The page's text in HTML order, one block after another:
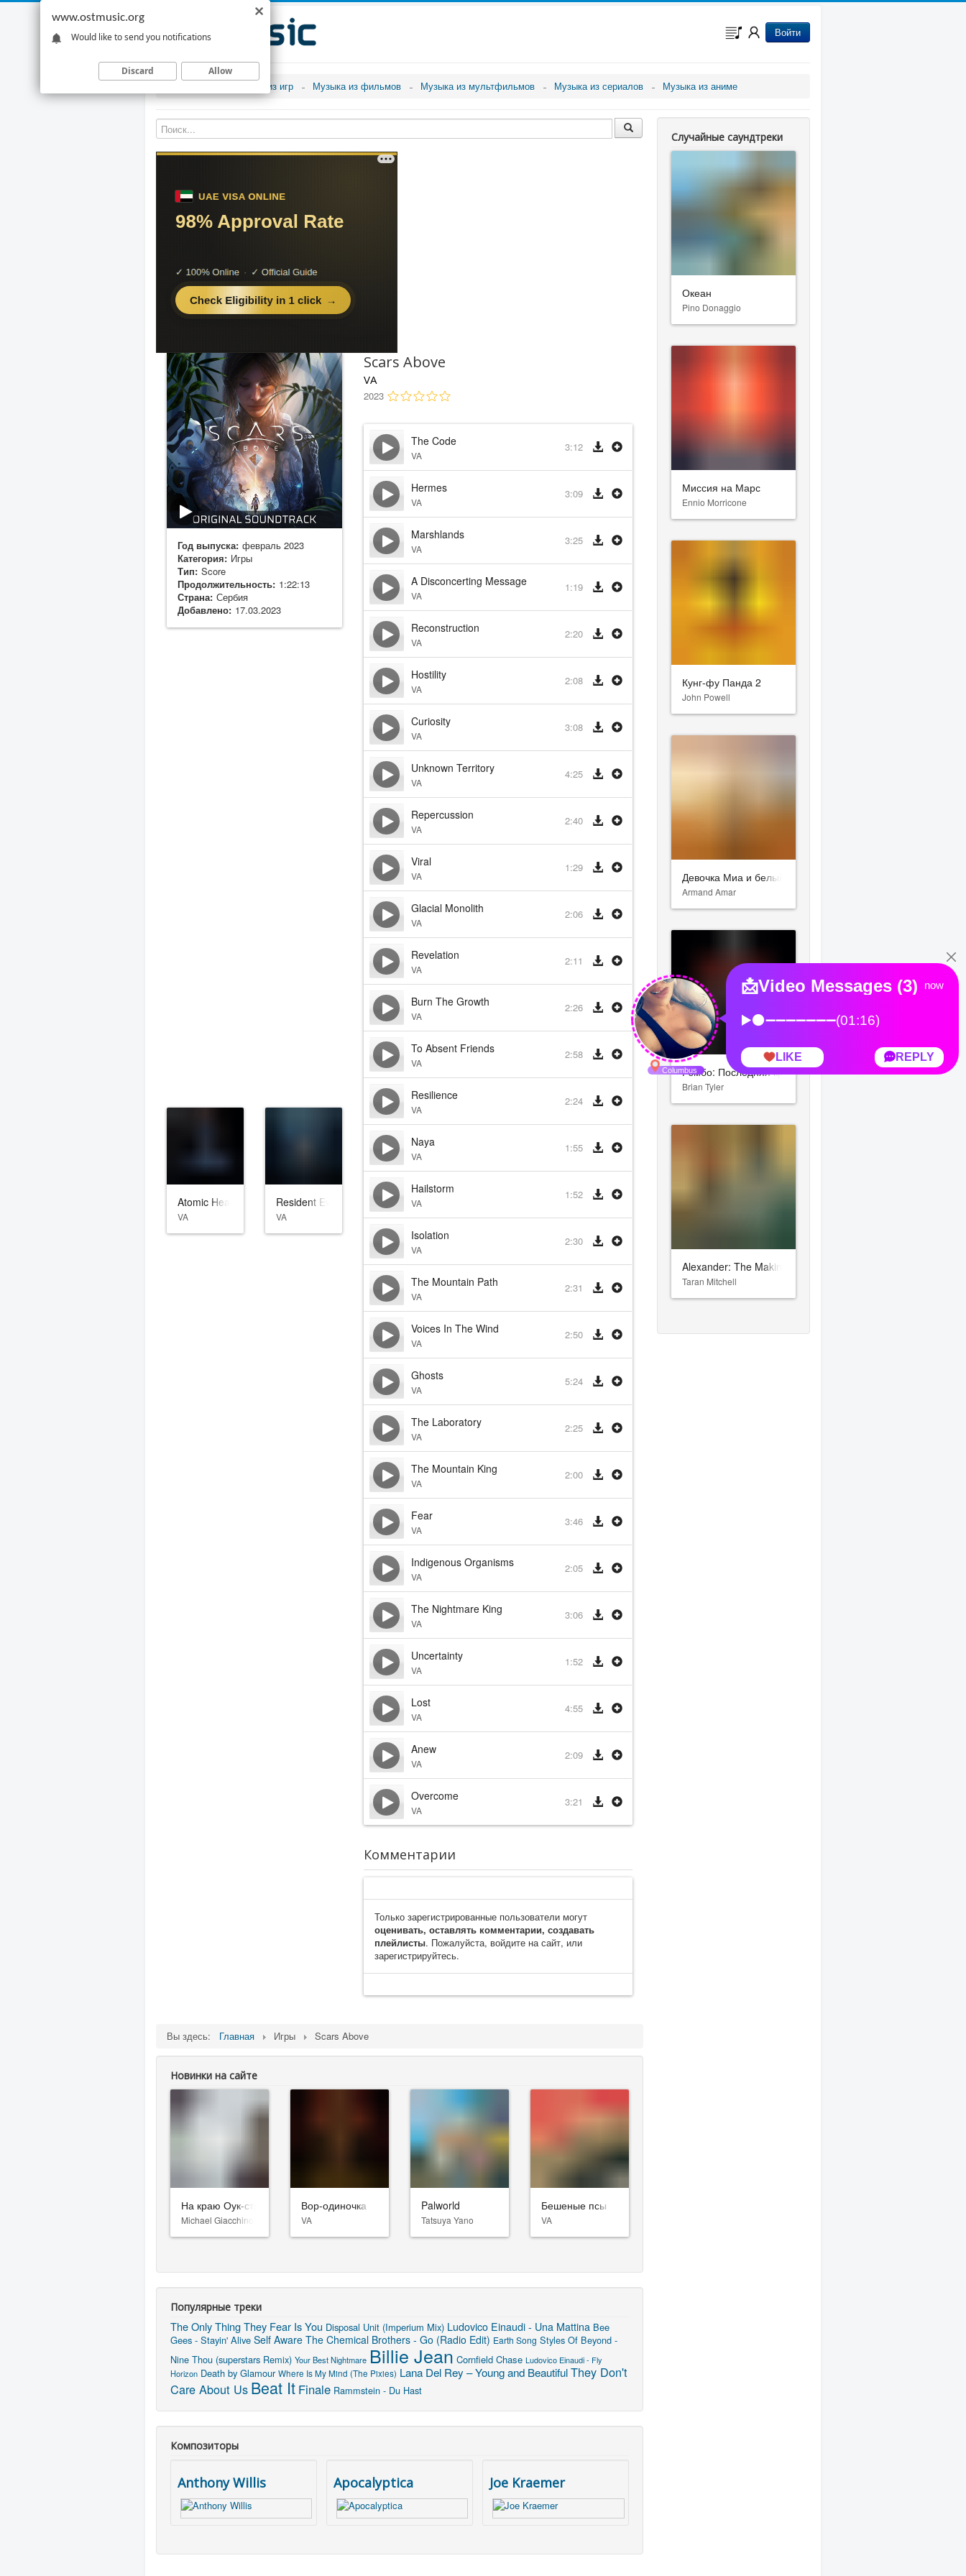
Войти
Музыка из игр Музыка из фильмов Музыка из мультфильмов Музыка из сериалов Музыка из аниме
Год выпуска: февраль 2023
Категория: Игры
Тип: Score
Продолжительность: 1:22:13
Страна: Сербия
Добавлено: 17.03.2023
Atomic Heart
VA
Resident Evil 4
VA
Scars Above
VA
2023
The Code
VA
3:12
Hermes
VA
3:09
Marshlands
VA
3:25
A Disconcerting Message
VA
1:19
Reconstruction
VA
2:20
Hostility
VA
2:08
Curiosity
VA
3:08
Unknown Territory
VA
4:25
Repercussion
VA
2:40
Viral
VA
1:29
Glacial Monolith
VA
2:06
Revelation
VA
2:11
Burn The Growth
VA
2:26
To Absent Friends
VA
2:58
Resilience
VA
2:24
Naya
VA
1:55
Hailstorm
VA
1:52
Isolation
VA
2:30
The Mountain Path
VA
2:31
Voices In The Wind
VA
2:50
Ghosts
VA
5:24
The Laboratory
VA
2:25
The Mountain King
VA
2:00
Fear
VA
3:46
Indigenous Organisms
VA
2:05
The Nightmare King
VA
3:06
Uncertainty
VA
1:52
Lost
VA
4:55
Anew
VA
2:09
Overcome
VA
3:21
Комментарии
Только зарегистрированные пользователи могут
оценивать, оставлять комментарии, создавать
плейлисты. Пожалуйста, войдите на сайт, или
зарегистрируйтесь.
Вы здесь: Главная Игры Scars Above
Новинки на сайте
На краю Оук-стрит
Michael Giacchino
Вор-одиночка
VA
Palworld
Tatsuya Yano
Бешеные псы
VA
Популярные треки
The Only Thing They Fear Is You Disposal Unit (Imperium Mix) Ludovico Einaudi - Una Mattina Bee
Gees - Stayin' Alive Self Aware The Chemical Brothers - Go (Radio Edit) Earth Song Styles Of Beyond -
Nine Thou (superstars Remix) Your Best Nightmare Billie Jean Cornfield Chase Ludovico Einaudi - Fly
Horizon Death by Glamour Where Is My Mind (The Pixies) Lana Del Rey – Young and BeautifulThey Don't
Care About Us Beat It Finale Rammstein - Du Hast
Композиторы
Anthony Willis Apocalyptica Joe Kraemer
Случайные саундтреки
Океан
Pino Donaggio
Миссия на Марс
Ennio Morricone
Кунг-фу Панда 2
John Powell
Девочка Миа и белый лев
Armand Amar
Рэмбо: Последняя кровь
Brian Tyler
Alexander: The Making of a God
Taran Mitchell
www.ostmusic.org
Would like to send you notifications
Discard Allow